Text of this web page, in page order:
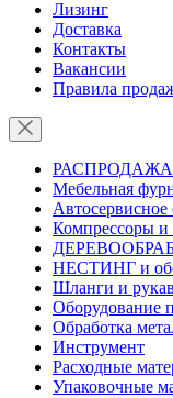
Лизинг
Доставка
Контакты
Вакансии
Правила
РАСПРОДАЖА
Мебельная
Автосервисное
Компрессоры и
НЕСТИНГ и
Шланги и
Оборудование
Обработка
Инструмент
Расходные
Упаковочные